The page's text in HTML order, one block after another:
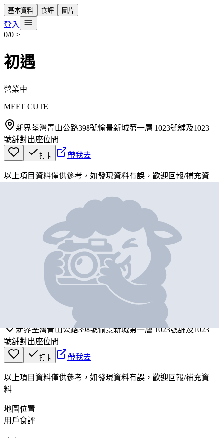
基本資料 食評 圖片
登入
0/0 >
初遇
營業中
MEET CUTE
新界荃灣青山公路398號愉景新城第一層 1023號舖及1023
號舖對出座位間
打卡 帶我去
以上項目資料僅供參考，如發現資料有誤，歡迎回報/補充資
新界荃灣青山公路398號愉景新城第一層 1023號舖及1023
號舖對出座位間
打卡 帶我去
以上項目資料僅供參考，如發現資料有誤，歡迎回報/補充資
料
地圖位置
用戶食評